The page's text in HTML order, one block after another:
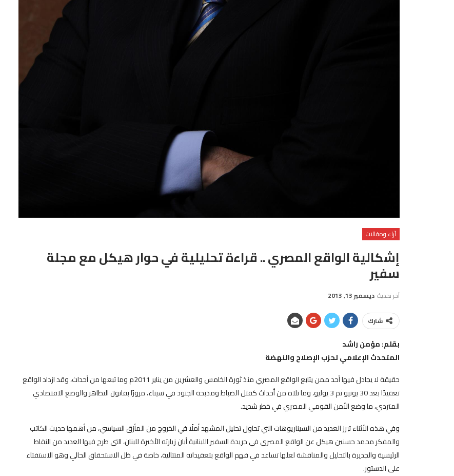
آراء ومقالات
إشكالية الواقع المصري .. قراءة تحليلية في حوار هيكل مع مجلة
سفير
آخر تحديث ديسمبر 13, 2013
شارك
بقلم: مؤمن راشد
المتحدث الإعلامي لحزب الإصلاح والنهضة
حقيقة لا يجادل فيها أحد ممن يتابع الواقع المصري منذ ثورة الخامس والعشرين من يناير 2011م وما تبعها من أحداث، وقد ازداد الواقع
تعقيدًا بعد 30 يونيو ثم 3 يوليو، وما تلاه من أحداث كقتل الضباط ومذبحة الجنود في سيناء، مرورًا بقانون التظاهر والوضع الاقتصادي
المتردي، ما وضع الأمن القومي المصري في خطر شديد.
وفي هذه الأثناء تبرز العديد من السيناريوهات التي تحاول تحليل المشهد أملًا في الخروج من المأزق السياسي، من أهمها حديث الكاتب
والمفكر محمد حسنين هيكل عن الواقع المصري في جريدة السفير اللبنانية أبان زيارته الأخيرة للبنان، التي طرح فيها العديد من النقاط
الرئيسية والجديرة بالتحليل والمناقشة لعلها تساعد في فهم الواقع بتعقيداته المتتالية، خاصة في ظل الاستحقاق الحالي وهو الاستفتاء
على الدستور.